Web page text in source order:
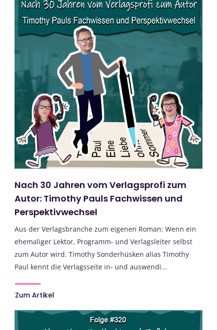
Nach 30 Jahren vom Verlagsprofi zum
Autor: Timothy Pauls Fachwissen und
Perspektivwechsel
Aus der Verlagsbranche zum eigenen Roman: Wenn ein
ehemaliger Lektor, Programm- und Verlagsleiter selbst
zum Autor wird. Timothy Sonderhüsken alias Timothy
Paul kennt die Verlagsseite in- und auswendi...
Zum Artikel